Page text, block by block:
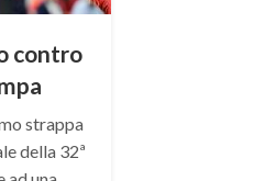
contro
strappa
della 32ª